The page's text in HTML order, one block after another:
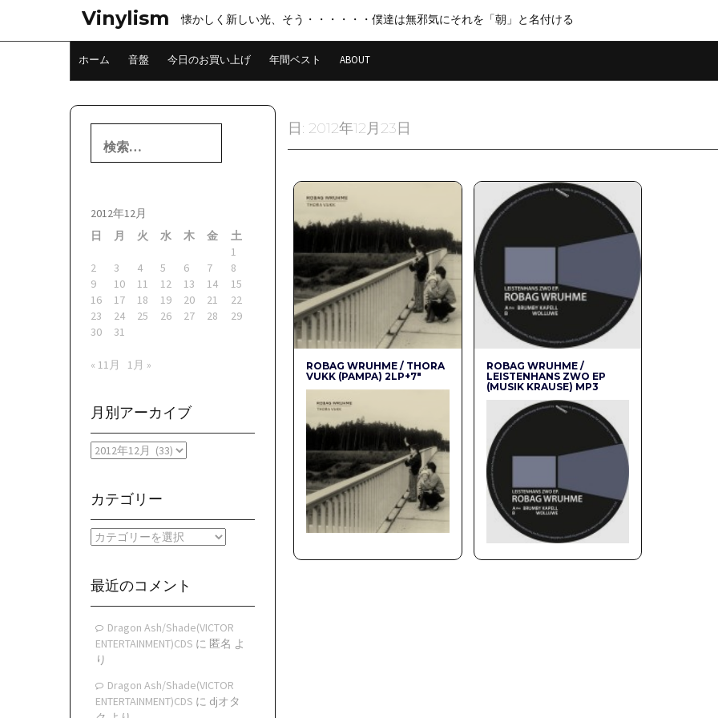
テ
Vinylism 懐かしく新しい光、そう・・・・・・僕達は無邪気にそれを「朝」と名付ける
ホーム 音盤 今日のお買い上げ 年間ベスト ABOUT
日: 2012年12月23日
ROBAG WRUHME / THORA
VUKK (PAMPA) 2LP+7″
ROBAG WRUHME /
LEISTENHANS ZWO EP
(MUSIK KRAUSE) MP3
索:
2012年12月
日
月 火 水 木 金
土
1
2
3 4 5 6 7
8
9
10 11 12 13 14
15
16
17 18 19 20 21
22
23
24 25 26 27 28
29
30
31
« 11月 1月 »
月別アーカイブ
月
ー
イ
ブ
カテゴリー
カ
リ
最近のコメント
Dragon Ash/Shade(VICTOR
ENTERTAINMENT)CDS に 匿名 よ
り
Dragon Ash/Shade(VICTOR
ENTERTAINMENT)CDS に djオタ